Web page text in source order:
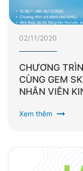
02/11/2020
CHƯƠNG
CÙNG GEM
NHÂN VIÊN
Xem thêm arrow_right_alt